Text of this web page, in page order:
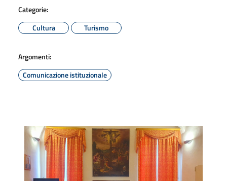
Categorie:
Cultura
Turismo
Argomenti:
Comunicazione istituzionale